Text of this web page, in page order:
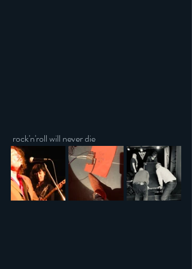
rock'n'roll will never die